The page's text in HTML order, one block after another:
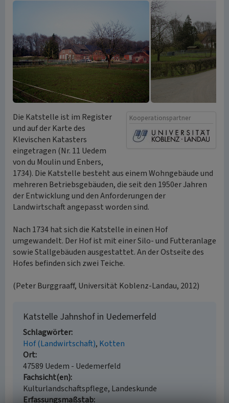
Kooperationspartner
Die Katstelle ist im Register
und auf der Karte des
Klevischen Katasters
eingetragen (Nr. 11 Uedem
von du Moulin und Enbers,
1734). Die Katstelle besteht aus einem Wohngebäude und
mehreren Betriebsgebäuden, die seit den 1950er Jahren
der Entwicklung und den Anforderungen der
Landwirtschaft angepasst worden sind.
Nach 1734 hat sich die Katstelle in einen Hof
umgewandelt. Der Hof ist mit einer Silo- und Futteranlage
sowie Stallgebäuden ausgestattet. An der Ostseite des
Hofes befinden sich zwei Teiche.
(Peter Burggraaff, Universität Koblenz-Landau, 2012)
Katstelle Jahnshof in Uedemerfeld
Schlagwörter
Hof (Landwirtschaft) Kotten
Ort
47589 Uedem - Uedemerfeld
Fachsicht(en)
Kulturlandschaftspflege, Landeskunde
Erfassungsmaßstab